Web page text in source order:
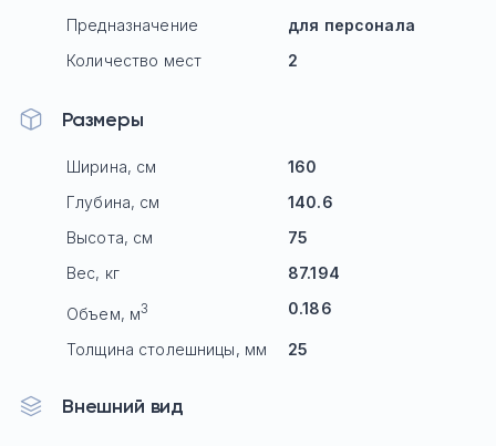
Предназначение
для персонала
Количество мест
2
Размеры
Ширина, см
160
Глубина, см
140.6
Высота, см
75
Вес, кг
87.194
Объем, м3 0.186
Толщина столешницы, мм 25
Внешний вид